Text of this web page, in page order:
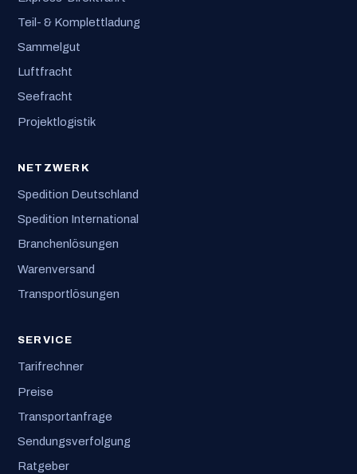
Teil- & Komplettladung
Sammelgut
Luftfracht
Seefracht
Projektlogistik
NETZWERK
Spedition Deutschland
Spedition International
Branchenlösungen
Warenversand
Transportlösungen
SERVICE
Tarifrechner
Preise
Transportanfrage
Sendungsverfolgung
Ratgeber